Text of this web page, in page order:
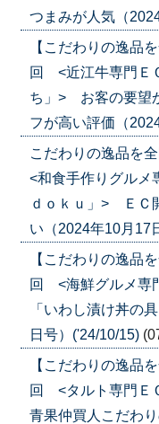
つまみが人気（
【こだわりの逸品
回 <近江牛専門Ｅ
ち」> お客の要望
フが高い評価（
こだわりの逸品を
<和食手作りグルメ
ｄｏｋｕ」> ＥＣ
い（2024年10月17
【こだわりの逸品
回 <海鮮グルメ専
「いわし漬け丼の
日号）('24/10/15)
【こだわりの逸品
回 <タルト専門Ｅ
青果仲買人こだわ